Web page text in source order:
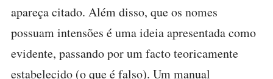
apareça citado. Além disso, que os nomes
possuam intensões é uma ideia apresentada como
evidente, passando por um facto teoricamente
estabelecido (o que é falso). Um manual